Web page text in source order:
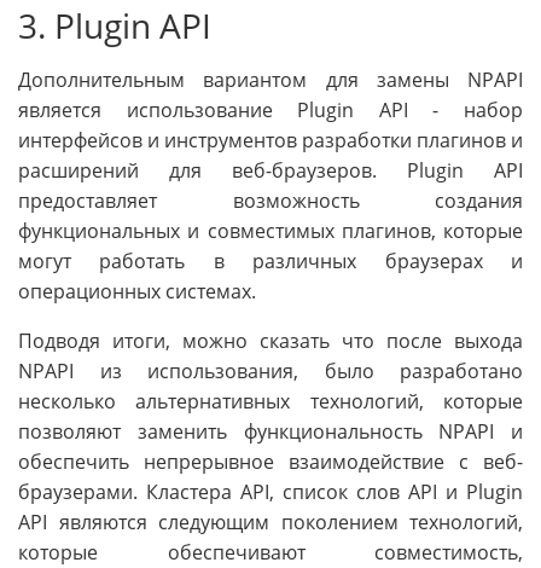
3. Plugin API
Дополнительным вариантом для замены NPAPI
является использование Plugin API - набор
интерфейсов и инструментов разработки плагинов и
расширений для веб-браузеров. Plugin API
предоставляет возможность создания
функциональных и совместимых плагинов, которые
могут работать в различных браузерах и
операционных системах.
Подводя итоги, можно сказать что после выхода
NPAPI из использования, было разработано
несколько альтернативных технологий, которые
позволяют заменить функциональность NPAPI и
обеспечить непрерывное взаимодействие с веб-
браузерами. Кластера API, список слов API и Plugin
API являются следующим поколением технологий,
которые обеспечивают совместимость,